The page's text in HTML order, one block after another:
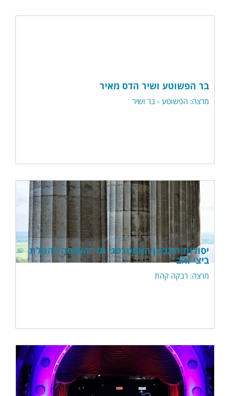
בר הפשוטע ושיר הדס מאיר
מרצה: הפשוטע - בר ושיר
יסודות התכנון האסטרטגי או "השיטה להטלת
ביצי זהב"
מרצה: רבקה קהת